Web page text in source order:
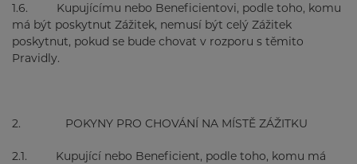
1.6. Kupujícímu nebo Beneficientovi, podle toho, komu
má být poskytnut Zážitek, nemusí být celý Zážitek
poskytnut, pokud se bude chovat v rozporu s těmito
Pravidly.
2. POKYNY PRO CHOVÁNÍ NA MÍSTĚ ZÁŽITKU
2.1. Kupující nebo Beneficient, podle toho, komu má